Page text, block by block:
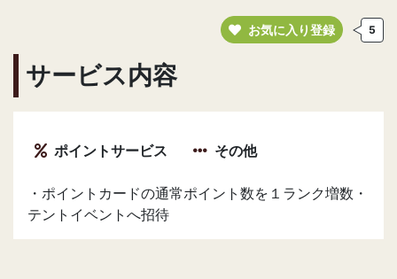
お気に入り登録 5
サービス内容
ポイントサービス その他
・ポイントカードの通常ポイント数を１ランク増数・
テントイベントへ招待